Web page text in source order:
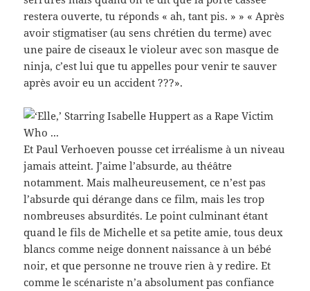
restera ouverte, tu réponds « ah, tant pis. » » « Après
avoir stigmatiser (au sens chrétien du terme) avec
une paire de ciseaux le violeur avec son masque de
ninja, c’est lui que tu appelles pour venir te sauver
après avoir eu un accident ???».
Et Paul Verhoeven pousse cet irréalisme à un niveau
jamais atteint. J’aime l’absurde, au théâtre
notamment. Mais malheureusement, ce n’est pas
l’absurde qui dérange dans ce film, mais les trop
nombreuses absurdités. Le point culminant étant
quand le fils de Michelle et sa petite amie, tous deux
blancs comme neige donnent naissance à un bébé
noir, et que personne ne trouve rien à y redire. Et
comme le scénariste n’a absolument pas confiance